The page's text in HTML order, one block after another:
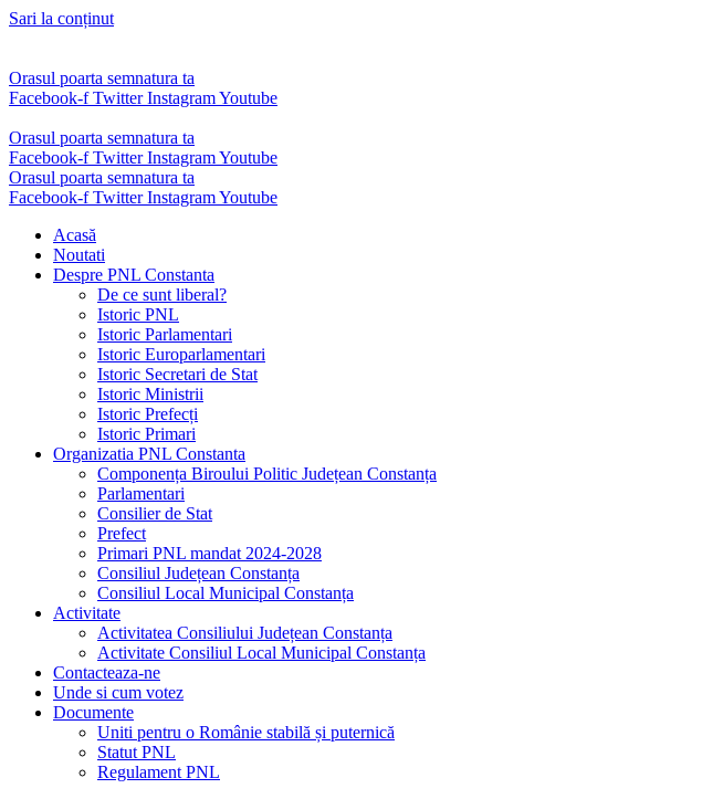
Sari la conținut
Orasul poarta semnatura ta
Facebook-f Twitter InstagramYoutube
Orasul poarta semnatura ta
Facebook-f Twitter InstagramYoutube
Orasul poarta semnatura ta
Facebook-f Twitter InstagramYoutube
Acasă
Noutati
Despre PNL Constanta
De ce sunt liberal?
Istoric PNL
Istoric Parlamentari
Istoric Europarlamentari
Istoric Secretari de Stat
Istoric Ministrii
Istoric Prefecți
Istoric Primari
Organizatia PNL Constanta
Componența Biroului Politic Județean Constanța
Parlamentari
Consilier de Stat
Prefect
Primari PNL mandat 2024-2028
Consiliul Județean Constanța
Consiliul Local Municipal Constanța
Activitate
Activitatea Consiliului Județean Constanța
Activitate Consiliul Local Municipal Constanța
Contacteaza-ne
Unde si cum votez
Documente
Uniti pentru o Românie stabilă și puternică
Statut PNL
Regulament PNL